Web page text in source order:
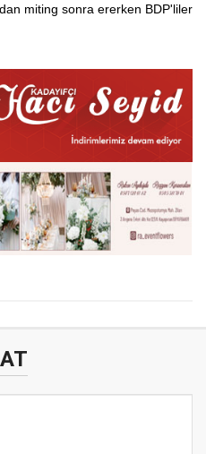
miting sonra ererken BDP'liler